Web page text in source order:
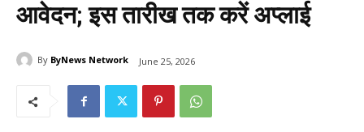
आवेदन; इस तारीख तक करें अप्लाई
By ByNews Network June 25, 2026